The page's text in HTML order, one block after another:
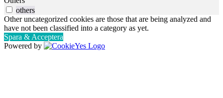
others
Other uncategorized cookies are those that are being analyzed and
have not been classified into a category as yet.
Spara & Acceptera
Powered by